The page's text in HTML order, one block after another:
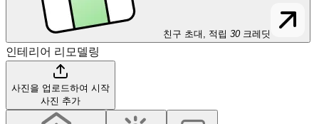
친구 초대, 적립 30 크레딧
인테리어 리모델링
사진을 업로드하여 시작
사진 추가